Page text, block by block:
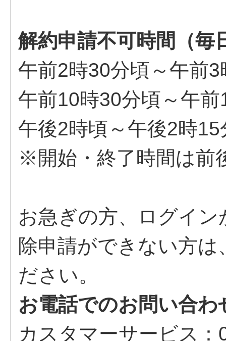
解約申請不可時間（毎
午前2時30分頃～午前3
午前10時30分頃～午
午後2時頃～午後2時15
※開始・終了時間は前
お急ぎの方、ログイ
除申請ができない方
ださい。
お電話でのお問い合わ
カスタマーサービス